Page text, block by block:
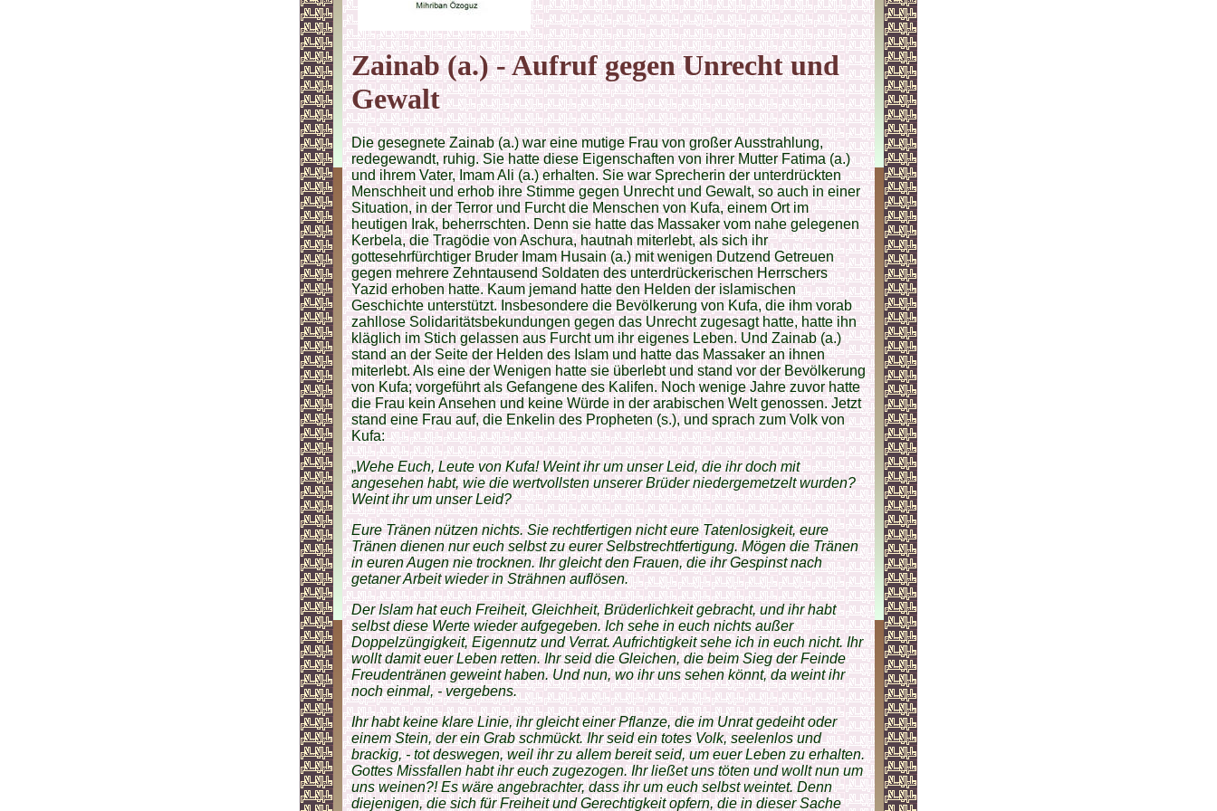
Zainab (a.) - Aufruf gegen Unrecht und
Gewalt
Die gesegnete Zainab (a.) war eine mutige Frau von großer Ausstrahlung,
redegewandt, ruhig. Sie hatte diese Eigenschaften von ihrer Mutter Fatima (a.)
und ihrem Vater, Imam Ali (a.) erhalten. Sie war Sprecherin der unterdrückten
Menschheit und erhob ihre Stimme gegen Unrecht und Gewalt, so auch in einer
Situation, in der Terror und Furcht die Menschen von Kufa, einem Ort im
heutigen Irak, beherrschten. Denn sie hatte das Massaker vom nahe gelegenen
Kerbela, die Tragödie von Aschura, hautnah miterlebt, als sich ihr
gottesehrfürchtiger Bruder Imam Husain (a.) mit wenigen Dutzend Getreuen
gegen mehrere Zehntausend Soldaten des unterdrückerischen Herrschers
Yazid erhoben hatte. Kaum jemand hatte den Helden der islamischen
Geschichte unterstützt. Insbesondere die Bevölkerung von Kufa, die ihm vorab
zahllose Solidaritätsbekundungen gegen das Unrecht zugesagt hatte, hatte ihn
kläglich im Stich gelassen aus Furcht um ihr eigenes Leben. Und Zainab (a.)
stand an der Seite der Helden des Islam und hatte das Massaker an ihnen
miterlebt. Als eine der Wenigen hatte sie überlebt und stand vor der Bevölkerung
von Kufa; vorgeführt als Gefangene des Kalifen. Noch wenige Jahre zuvor hatte
die Frau kein Ansehen und keine Würde in der arabischen Welt genossen. Jetzt
stand eine Frau auf, die Enkelin des Propheten (s.), und sprach zum Volk von
Kufa:
„Wehe Euch, Leute von Kufa! Weint ihr um unser Leid, die ihr doch mit
angesehen habt, wie die wertvollsten unserer Brüder niedergemetzelt wurden?
Weint ihr um unser Leid?
Eure Tränen nützen nichts. Sie rechtfertigen nicht eure Tatenlosigkeit, eure
Tränen dienen nur euch selbst zu eurer Selbst­recht­fertigung. Mögen die Tränen
in euren Augen nie trocknen. Ihr gleicht den Frauen, die ihr Gespinst nach
getaner Arbeit wieder in Strähnen auflösen.
Der Islam hat euch Freiheit, Gleichheit, Brüderlichkeit gebracht, und ihr habt
selbst diese Werte wieder aufgegeben. Ich sehe in euch nichts außer
Doppelzüngigkeit, Eigennutz und Verrat. Aufrichtigkeit sehe ich in euch nicht. Ihr
wollt damit euer Leben retten. Ihr seid die Gleichen, die beim Sieg der Feinde
Freudentränen geweint haben. Und nun, wo ihr uns sehen könnt, da weint ihr
noch einmal, - vergebens.
Ihr habt keine klare Linie, ihr gleicht einer Pflanze, die im Unrat gedeiht oder
einem Stein, der ein Grab schmückt. Ihr seid ein totes Volk, seelenlos und
brackig, - tot deswegen, weil ihr zu allem bereit seid, um euer Leben zu erhalten.
Gottes Missfallen habt ihr euch zugezogen. Ihr ließet uns töten und wollt nun um
uns weinen?! Es wäre angebrachter, dass ihr um euch selbst weintet. Denn
diejenigen, die sich für Freiheit und Gerechtigkeit opfern, die in dieser Sache